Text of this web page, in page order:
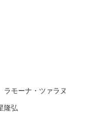
モーナ・ツァラヌ
隆弘